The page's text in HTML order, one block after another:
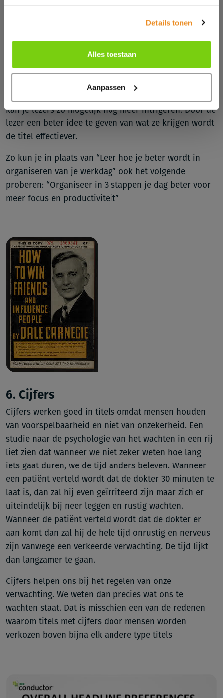
Details tonen
Alles toestaan
Aanpassen
hebben dat we controle hebben over de wereld om
het beroemde boek van Dale Carnegie.
kan je lezers zo mogelijk nog meer intrigeren. Door de
lezer een beter idee te geven van wat ze krijgen wordt
de titel effectiever.
Zo kun je in plaats van “Leer hoe je beter wordt in
organiseren van je werkdag” ook het volgende
proberen: “Organiseer in 3 stappen je dag beter voor
meer focus en productiviteit”
6. Cijfers
Cijfers werken goed in titels omdat mensen houden
van voorspelbaarheid en niet van onzekerheid. Een
studie naar de psychologie van het wachten in een rij
liet zien dat wanneer we niet zeker weten hoe lang
iets gaat duren, we de tijd anders beleven. Wanneer
een patiënt verteld wordt dat de dokter 30 minuten te
laat is, dan zal hij even geïrriteerd zijn maar zich er
uiteindelijk bij neer leggen en rustig wachten.
Wanneer de patiënt verteld wordt dat de dokter er
aan komt dan zal hij de hele tijd onrustig en nerveus
zijn vanwege een verkeerde verwachting. De tijd lijkt
dan langzamer te gaan.
Cijfers helpen ons bij het regelen van onze
verwachting. We weten dan precies wat ons te
wachten staat. Dat is misschien een van de redenen
waarom titels met cijfers door mensen worden
verkozen boven bijna elk andere type titels